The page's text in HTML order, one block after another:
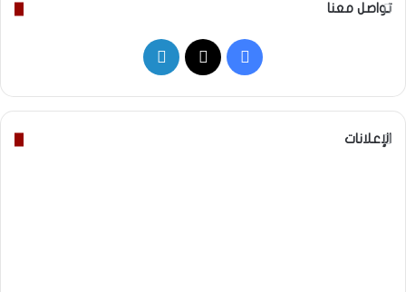
تواصل معنا
فيسبوك لينكدإن
الإعلانات